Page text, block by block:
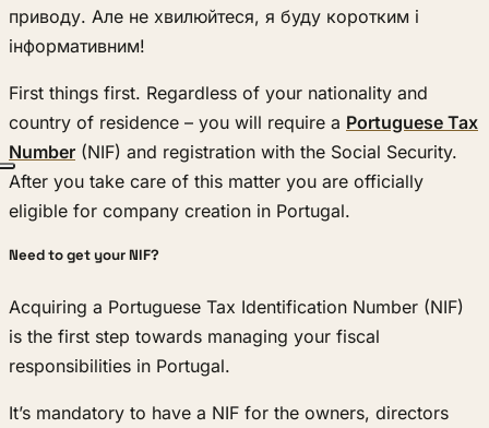
приводу. Але не хвилюйтеся, я буду коротким і
інформативним!
First things first. Regardless of your nationality and
country of residence – you will require a Portuguese Tax
Number (NIF) and registration with the Social Security.
After you take care of this matter you are officially
eligible for company creation in Portugal.
Need to get your NIF?
Acquiring a Portuguese Tax Identification Number (NIF)
is the first step towards managing your fiscal
responsibilities in Portugal.
It’s mandatory to have a NIF for the owners, directors